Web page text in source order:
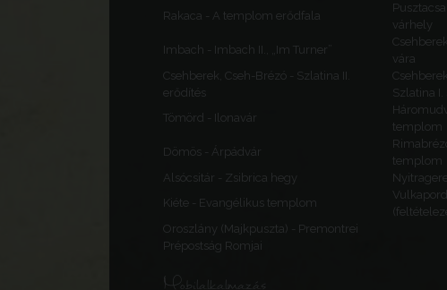
Rakaca - A templom erődfala
várhely
Imbach - Imbach II., „Im Turner”
vára
Csehberek, Cseh-Brézó - Szlatina II.
erődítés
Szlatina I.
Tömörd - Ilonavár
templom
Dömös - Árpádvár
templom
Alsócsitár - Zsibrica hegy
Kiéte - Evangélikus templom
Oroszlány (Majkpuszta) - Premontrei
Prépostság Romjai
Mobilalkalmazás